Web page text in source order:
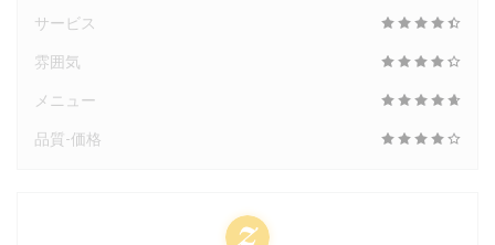
サービス
雰囲気
メニュー
品質-価格